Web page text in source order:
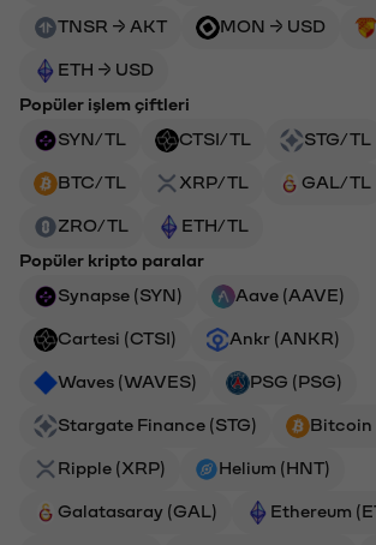
TNSR → AKT MON → USD
ETH → USD
Popüler işlem çiftleri
SYN/TL
CTSI/TL STG/TL
BTC/TL XRP/TL GAL/TL
ZRO/TL
ETH/TL
Popüler kripto paralar
Synapse (SYN)
Aave (AAVE)
Cartesi (CTSI) Ankr (ANKR)
Waves (WAVES) PSG (PSG)
Stargate Finance (STG) Bitcoin
Ripple (XRP) Helium (HNT)
Galatasaray (GAL) Ethereum